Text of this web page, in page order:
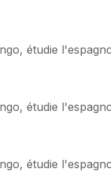
étudie
étudie
étudie